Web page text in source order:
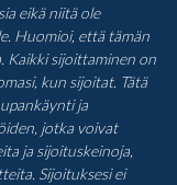
eikä niitä ole
Huomioi, että tämän
Kaikki sijoittaminen on
kun sijoitat. Tätä
ja
jotka voivat
ja sijoituskeinoja,
Sijoituksesi ei